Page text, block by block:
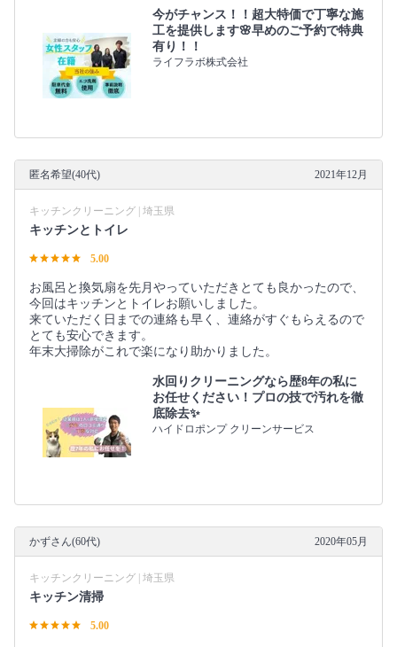
今がチャンス！！超大特価で丁寧な施
工を提供します🌸早めのご予約で特典
有り！！
ライフラボ株式会社
匿名希望(40代) 2021年12月
キッチンクリーニング | 埼玉県
キッチンとトイレ
5.00
お風呂と換気扇を先月やっていただきとても良かったので、
今回はキッチンとトイレお願いしました。
来ていただく日までの連絡も早く、連絡がすぐもらえるので
とても安心できます。
年末大掃除がこれで楽になり助かりました。
水回りクリーニングなら歴8年の私に
お任せください！プロの技で汚れを徹
底除去✨
ハイドロポンプ クリーンサービス
かずさん(60代) 2020年05月
キッチンクリーニング | 埼玉県
キッチン清掃
5.00